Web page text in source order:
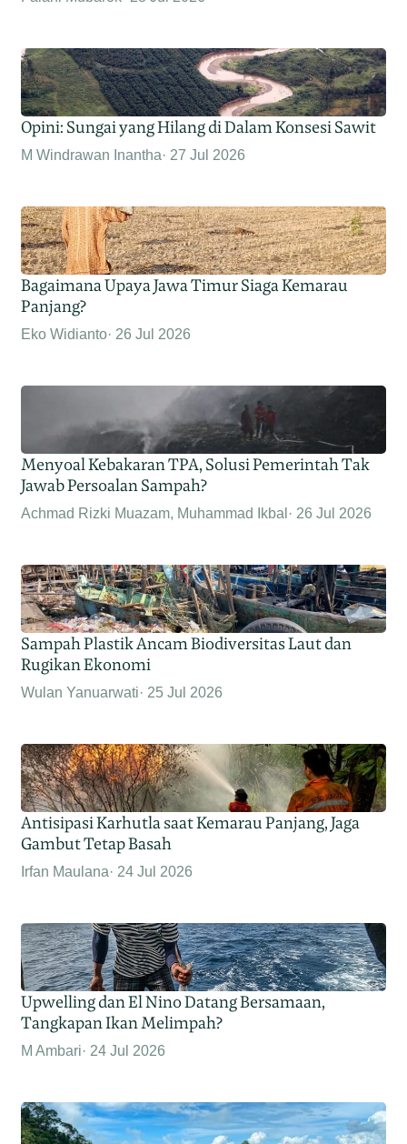
Opini: Sungai yang Hilang di Dalam Konsesi Sawit
M Windrawan Inantha 27 Jul 2026
Bagaimana Upaya Jawa Timur Siaga Kemarau
Panjang?
Eko Widianto 26 Jul 2026
Menyoal Kebakaran TPA, Solusi Pemerintah Tak
Jawab Persoalan Sampah?
Achmad Rizki Muazam, Muhammad Ikbal 26 Jul 2026
Sampah Plastik Ancam Biodiversitas Laut dan
Rugikan Ekonomi
Wulan Yanuarwati 25 Jul 2026
Antisipasi Karhutla saat Kemarau Panjang, Jaga
Gambut Tetap Basah
Irfan Maulana 24 Jul 2026
Upwelling dan El Nino Datang Bersamaan,
Tangkapan Ikan Melimpah?
M Ambari 24 Jul 2026